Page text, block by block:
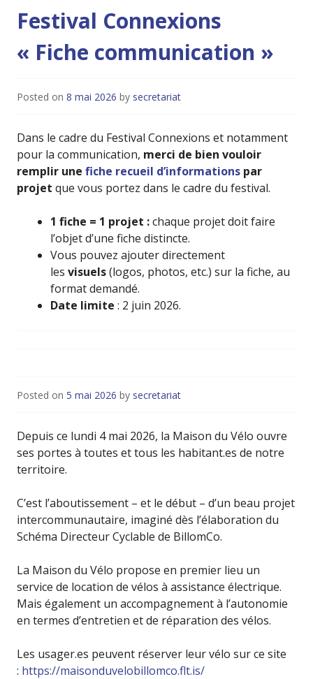
Festival Connexions
« Fiche communication »
Posted on 8 mai 2026 by secretariat
Dans le cadre du Festival Connexions et notamment
pour la communication, merci de bien vouloir
remplir une fiche recueil d’informations par
projet que vous portez dans le cadre du festival.
1 fiche = 1 projet :chaque projet doit faire
l’objet d’une fiche distincte.
Vous pouvez ajouter directement
les visuels(logos, photos, etc.) sur la fiche, au
format demandé.
Date limite : 2 juin 2026.
Posted on 5 mai 2026 by secretariat
Depuis ce lundi 4 mai 2026, la Maison du Vélo ouvre
ses portes à toutes et tous les habitant.es de notre
territoire.
C’est l’aboutissement – et le début – d’un beau projet
intercommunautaire, imaginé dès l’élaboration du
Schéma Directeur Cyclable de BillomCo.
La Maison du Vélo propose en premier lieu un
service de location de vélos à assistance électrique.
Mais également un accompagnement à l’autonomie
en termes d’entretien et de réparation des vélos.
Les usager.es peuvent réserver leur vélo sur ce site
: https://maisonduvelobillomco.flt.is/